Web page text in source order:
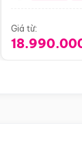
Giá từ: